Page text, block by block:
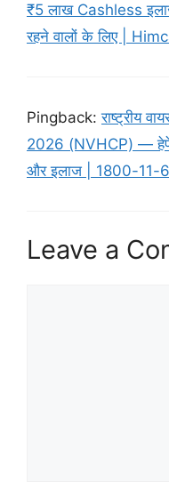
₹5 लाख Cashless
रहने वालों के लिए |
Pingback:राष्ट्रीय
2026 (NVHCP) —
और इलाज | 1800-11-
Leave a